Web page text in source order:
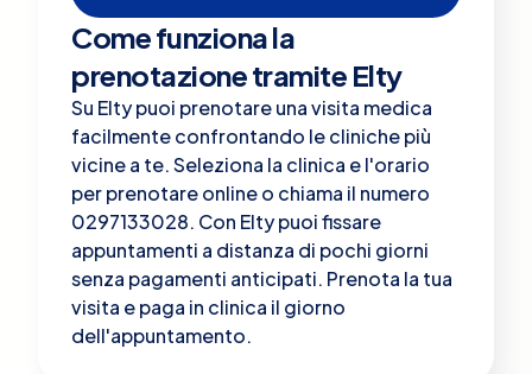
Come funziona la
prenotazione tramite Elty
Su Elty puoi prenotare una visita medica
facilmente confrontando le cliniche più
vicine a te. Seleziona la clinica e l'orario
per prenotare online o chiama il numero
0297133028. Con Elty puoi fissare
appuntamenti a distanza di pochi giorni
senza pagamenti anticipati. Prenota la tua
visita e paga in clinica il giorno
dell'appuntamento.